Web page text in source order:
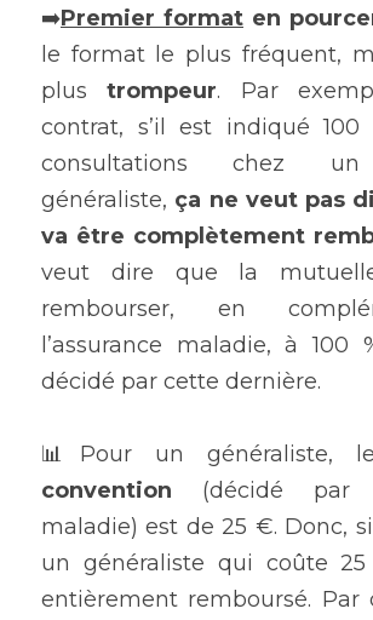
➡️Premier format en
le format le plus fréquent,
plus trompeur. Par
contrat, s’il est indiqué
consultations chez un
généraliste, ça ne veut pas
va être complètement
veut dire que la
rembourser, en
l’assurance maladie, à 100
décidé par cette dernière.
📊Pour un généraliste,
convention (décidé par
maladie) est de 25 €. Donc,
un généraliste qui coûte
entièrement remboursé. Par